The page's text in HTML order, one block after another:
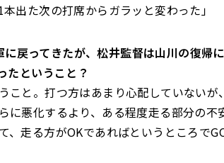
出た次の打席からガラッと変わった」
に戻ってきたが、松井監督は山川の復帰
たということ？
こと。打つ方はあまり心配していないが
に悪化するより、ある程度走る部分の不
、走る方がOKであればというところで